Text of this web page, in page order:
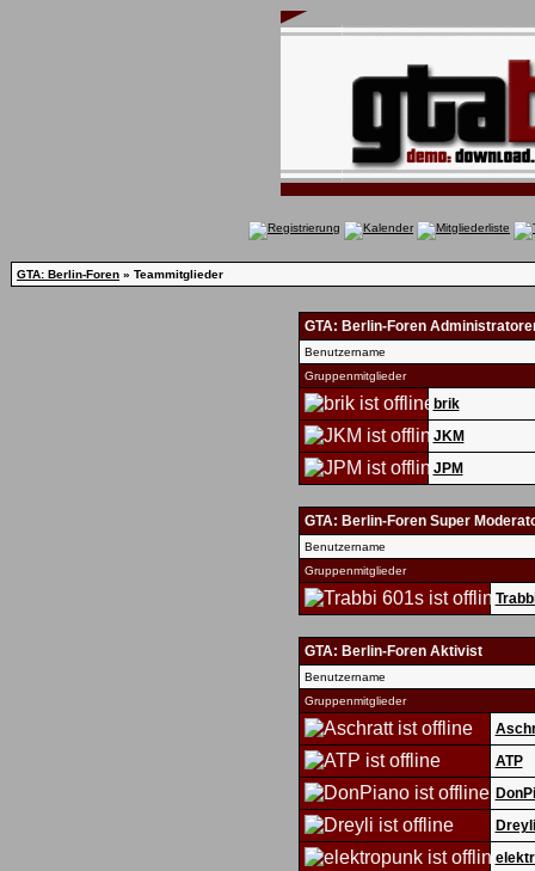
GTA: Berlin-Foren » Teammitglieder
GTA: Berlin-Foren
Benutzername
Gruppenmitglieder
brik
JKM
JPM
GTA: Berlin-Foren Super
Benutzername
Gruppenmitglieder
GTA: Berlin-Foren Aktivist
Benutzername
Gruppenmitglieder
ATP
Dreyli